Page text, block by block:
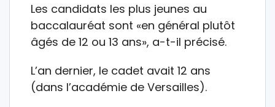
Les candidats les plus jeunes au
baccalauréat sont «en général plutôt
âgés de 12 ou 13 ans», a-t-il précisé.
L’an dernier, le cadet avait 12 ans
(dans l’académie de Versailles).